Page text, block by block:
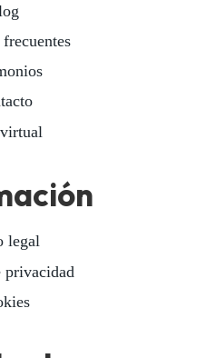
legal
privacidad